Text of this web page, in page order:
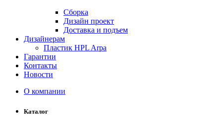
Сборка
Дизайн проект
Доставка и подъем
Дизайнерам
Пластик HPL Arpa
Гарантии
Контакты
Новости
О компании
Каталог